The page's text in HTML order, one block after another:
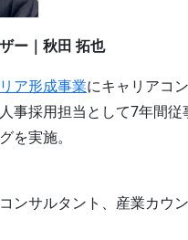
ー｜秋田 拓也
ア形成事業にキャリアコ
事採用担当として7年間
を実施。
ンサルタント、産業カウ